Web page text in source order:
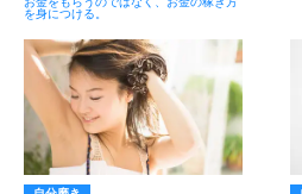
を身につける。